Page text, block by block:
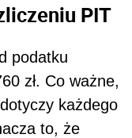
PIT
podatku
zł. Co ważne,
każdego
to, że